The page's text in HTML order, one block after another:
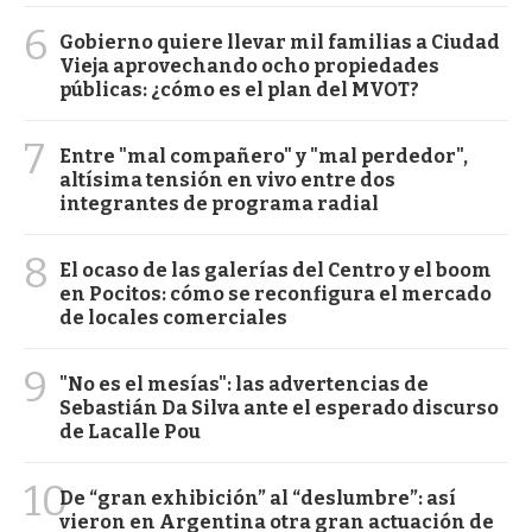
6
Gobierno quiere llevar mil familias a Ciudad
Vieja aprovechando ocho propiedades
públicas: ¿cómo es el plan del MVOT?
7
Entre "mal compañero" y "mal perdedor",
altísima tensión en vivo entre dos
integrantes de programa radial
8
El ocaso de las galerías del Centro y el boom
en Pocitos: cómo se reconfigura el mercado
de locales comerciales
9
"No es el mesías": las advertencias de
Sebastián Da Silva ante el esperado discurso
de Lacalle Pou
10De “gran exhibición” al “deslumbre”: así
vieron en Argentina otra gran actuación de